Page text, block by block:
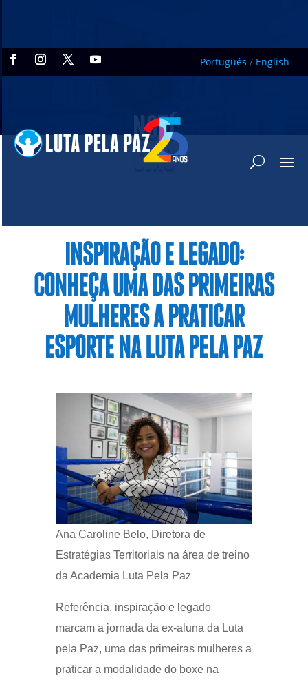
Português / English
NOTÍ
CIAS
INSPIRAÇÃO E LEGADO:
CONHEÇA UMA DAS PRIMEIRAS
MULHERES A PRATICAR
ESPORTE NA LUTA PELA PAZ
Ana Caroline Belo, Diretora de
Estratégias Territoriais na área de treino
da Academia Luta Pela Paz
Referência, inspiração e legado
marcam a jornada da ex-aluna da Luta
pela Paz, uma das primeiras mulheres a
praticar a modalidade do boxe na